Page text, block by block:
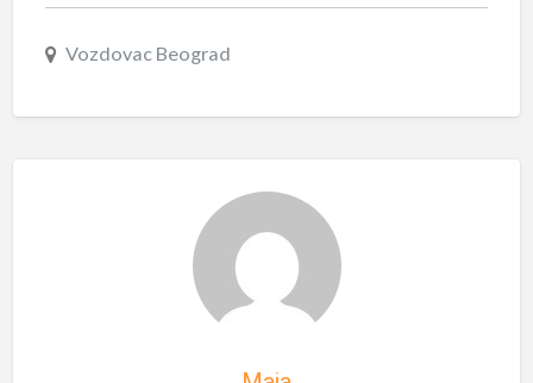
Vozdovac Beograd